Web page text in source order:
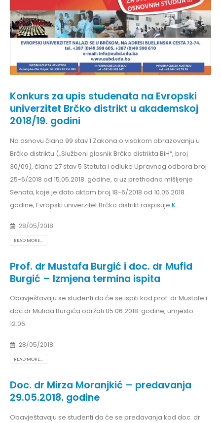
Konkurs za upis studenata na Evropski
univerzitet Brčko distrikt u akademskoj
2018/19. godini
Na osnovu člana 99 stav 1 Zakona o visokom obrazovanju u
Brčko distriktu („Službeni glasnik Brčko distrikta BiH“, broj
30/09), člana 27 stav 5 Statuta i odluke Upravnog odbora broj
25-6/2018 od 15.05.2018. godine, a uz prethodno mišljenje
Senata, koje je dato aktom broj 18-6/2018 od 10.05.2018.
godine, Evropski univerzitet Brčko distrikt raspisuje K...
28/05/2018
READ MORE...
Prof. dr Mustafa Burgić i doc. dr Mufid
Burgić – Izmjena termina ispita
Obavještavaju se studenti da će se ispiti kod prof. dr Mustafe i
doc.dr Mufida Burgića održati 05.06.2018. godine, umjesto
12.06.
28/05/2018
READ MORE...
Doc. dr Mirza Moranjkić – predavanja
29.05.2018. godine
Obavještavaju se studenti da će se predavanja kod doc. dr